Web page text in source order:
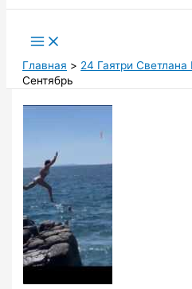
Главная
24 Гаятри
Сентябрь